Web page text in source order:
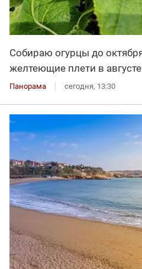
Собираю огурцы до
желтеющие плети в августе
Панорама сегодня, 13:30